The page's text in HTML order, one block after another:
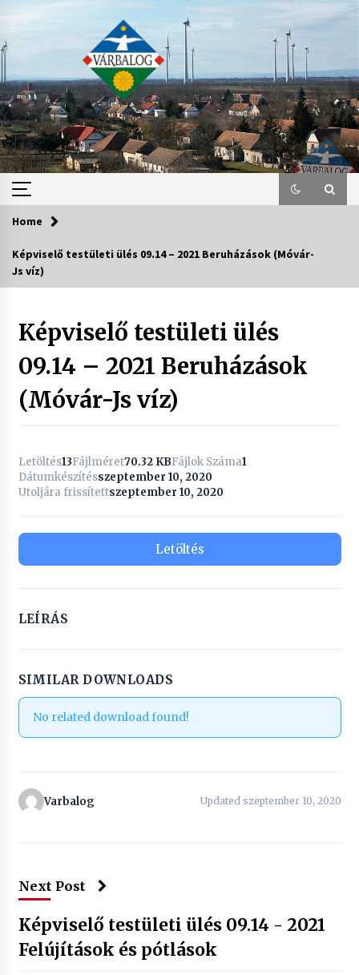
content
Home
Képviselő testületi ülés 09.14 – 2021 Beruházások (Móvár-
Js víz)
Képviselő testületi ülés
09.14 – 2021 Beruházások
(Móvár-Js víz)
Letöltés13Fájlméret70.32 KBFájlok Száma1
Dátumkészítésszeptember 10, 2020
Utoljára frissítettszeptember 10, 2020
Letöltés
LEÍRÁS
SIMILAR DOWNLOADS
No related download found!
Varbalog Updated szeptember 10, 2020
Next Post
Képviselő testületi ülés 09.14 - 2021
Felújítások és pótlások